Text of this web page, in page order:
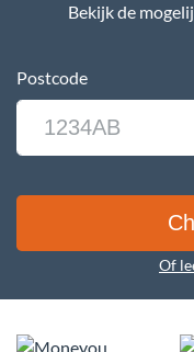
Bekijk de
Postcode
Of